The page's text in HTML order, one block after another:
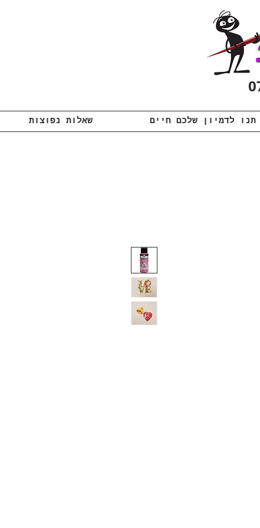
שאלות נפוצות תנו לדמיון שלכם חיים